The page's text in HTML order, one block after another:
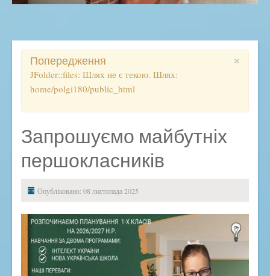
Ліцей
Розклад, дзвінки, правила
Електронний журнал
ЗНО
Наукова діяльність
Виховна робота
Антибулінгова політика
×
Попередження
JFolder::files: Шлях не є текою. Шлях:
home/polgi180/public_html
Запрошуємо майбутніх
першокласників
Опубліковано: 08 листопада 2025